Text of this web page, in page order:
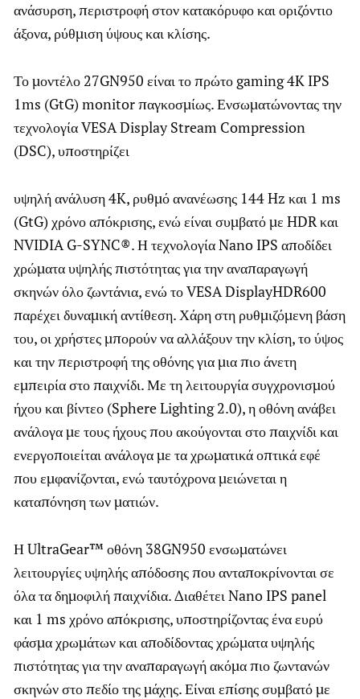
ανάσυρση, περιστροφή στον κατακόρυφο και οριζόντιο
άξονα, ρύθμιση ύψους και κλίσης.
Το μοντέλο 27GN950 είναι το πρώτο gaming 4K IPS
1ms (GtG) monitor παγκοσμίως. Ενσωματώνοντας την
τεχνολογία VESA Display Stream Compression
(DSC), υποστηρίζει
υψηλή ανάλυση 4K, ρυθμό ανανέωσης 144 Hz και 1 ms
(GtG) χρόνο απόκρισης, ενώ είναι συμβατό με HDR και
NVIDIA G-SYNC®. Η τεχνολογία Nano IPS αποδίδει
χρώματα υψηλής πιστότητας για την αναπαραγωγή
σκηνών όλο ζωντάνια, ενώ το VESA DisplayHDR600
παρέχει δυναμική αντίθεση. Χάρη στη ρυθμιζόμενη βάση
του, οι χρήστες μπορούν να αλλάξουν την κλίση, το ύψος
και την περιστροφή της οθόνης για μια πιο άνετη
εμπειρία στο παιχνίδι. Με τη λειτουργία συγχρονισμού
ήχου και βίντεο (Sphere Lighting 2.0), η οθόνη ανάβει
ανάλογα με τους ήχους που ακούγονται στο παιχνίδι και
ενεργοποιείται ανάλογα με τα χρωματικά οπτικά εφέ
που εμφανίζονται, ενώ ταυτόχρονα μειώνεται η
καταπόνηση των ματιών.
Η UltraGear™ οθόνη 38GN950 ενσωματώνει
λειτουργίες υψηλής απόδοσης που ανταποκρίνονται σε
όλα τα δημοφιλή παιχνίδια. Διαθέτει Nano IPS panel
και 1 ms χρόνο απόκρισης, υποστηρίζοντας ένα ευρύ
φάσμα χρωμάτων και αποδίδοντας χρώματα υψηλής
πιστότητας για την αναπαραγωγή ακόμα πιο ζωντανών
σκηνών στο πεδίο της μάχης. Είναι επίσης συμβατό με